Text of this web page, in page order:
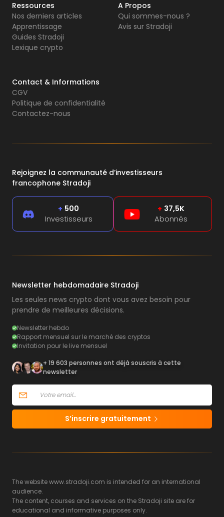
Ressources
Nos derniers articles
Apprentissage
Guides Stradoji
Lexique crypto
A Propos
Qui sommes-nous ?
Avis sur Stradoji
Contact & Informations
CGV
Politique de confidentialité
Contactez-nous
Rejoignez la communauté d’investisseurs
francophone Stradoji
+ 500
Investisseurs
+ 37,5K
Abonnés
Newsletter hebdomadaire Stradoji
Les seules news crypto dont vous avez besoin pour
prendre de meilleures décisions.
Newsletter hebdo
Rapport mensuel sur le marché des cryptos
Invitation pour le live mensuel
+ 19 603 personnes ont déjà souscris à cette
newsletter
S’inscrire gratuitement
The website www.stradoji.com is intended for an international
audience.
The content, courses and services on the Stradoji site are for
educational and informative purposes only.